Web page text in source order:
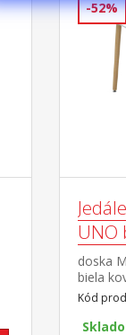
-52%
UNO
doska
biela
Kód